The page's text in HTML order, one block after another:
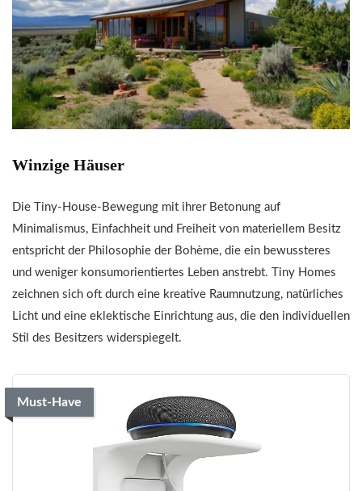
Winzige Häuser
Die Tiny-House-Bewegung mit ihrer Betonung auf
Minimalismus, Einfachheit und Freiheit von materiellem Besitz
entspricht der Philosophie der Bohème, die ein bewussteres
und weniger konsumorientiertes Leben anstrebt. Tiny Homes
zeichnen sich oft durch eine kreative Raumnutzung, natürliches
Licht und eine eklektische Einrichtung aus, die den individuellen
Stil des Besitzers widerspiegelt.
Must-Have